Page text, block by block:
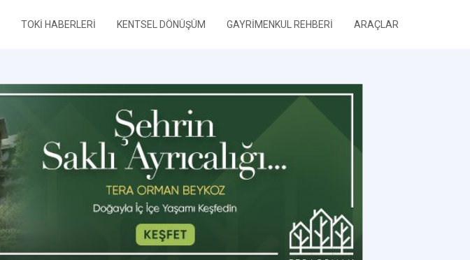
TOKİ HABERLERİ KENTSEL DÖNÜŞÜM GAYRİMENKUL REHBERİ ARAÇLAR